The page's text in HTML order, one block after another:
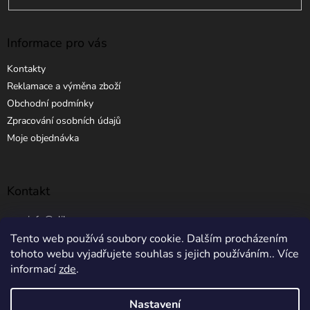
Tento web používá soubory cookie. Dalším procházením
tohoto webu vyjadřujete souhlas s jejich používáním.. Více
informacízde.
Nastavení
Informace pro vás
Kontakty
Reklamace a výměna zboží
Obchodní podmínky
Zpracování osobních údajů
Moje objednávka
Kontakt
info @ elibros.cz
+420 734 184 444